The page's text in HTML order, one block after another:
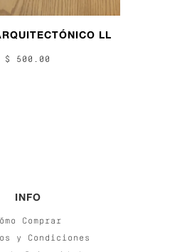
LL
$ 500.00
INFO
Comprar
y Condiciones